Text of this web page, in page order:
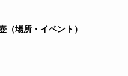
（場所・イベント）